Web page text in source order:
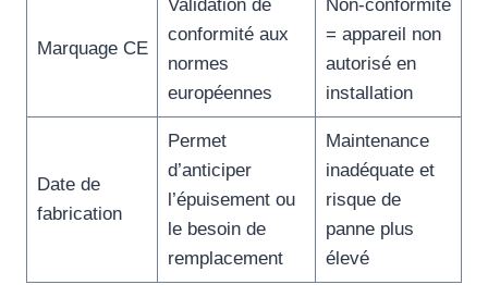
Marquage CE
Validation de
conformité aux
normes
européennes
Non-conformité
= appareil non
autorisé en
installation
Date de
fabrication
Permet
d’anticiper
l’épuisement ou
le besoin de
remplacement
Maintenance
inadéquate et
risque de
panne plus
élevé